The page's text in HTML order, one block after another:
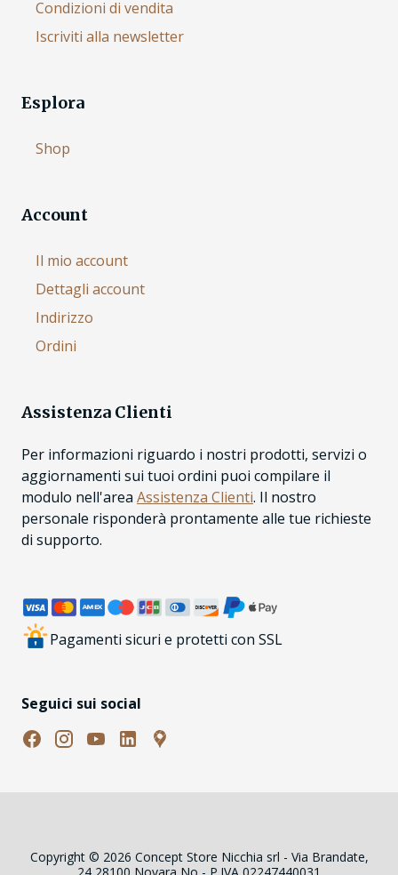
Condizioni di vendita
Iscriviti alla newsletter
Esplora
Shop
Account
Il mio account
Dettagli account
Indirizzo
Ordini
Assistenza Clienti
Per informazioni riguardo i nostri prodotti, servizi o
aggiornamenti sui tuoi ordini puoi compilare il
modulo nell'area Assistenza Clienti. Il nostro
personale risponderà prontamente alle tue richieste
di supporto.
Pagamenti sicuri e protetti con SSL
Seguici sui social
Copyright © 2026 Concept Store Nicchia srl - Via Brandate,